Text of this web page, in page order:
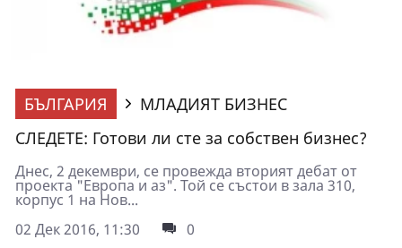
БЪЛГАРИЯ
МЛАДИЯТ БИЗНЕС
СЛЕДЕТЕ: Готови ли сте за собствен бизнес?
Днес, 2 декември, се провежда вторият дебат от
проекта "Европа и аз". Той се състои в зала 310,
корпус 1 на Нов...
02 Дек 2016, 11:30
0